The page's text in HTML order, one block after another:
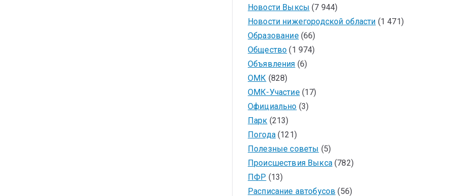
Новости Выксы (7 944)
Новости нижегородской области (1 471)
Образование(66)
Общество (1 974)
Объявления (6)
ОМК (828)
ОМК-Участие(17)
Официально (3)
Парк (213)
Погода(121)
Полезные советы (5)
Происшествия Выкса(782)
ПФР (13)
Расписание автобусов (56)